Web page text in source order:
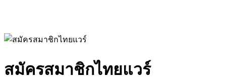
สมัครสมาชิกไทยแวร์